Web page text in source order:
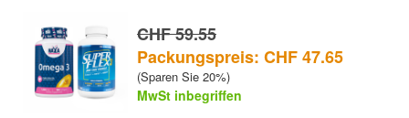
CHF 59.55
Packungspreis: CHF 47.65
(Sparen Sie 20%)
MwSt inbegriffen